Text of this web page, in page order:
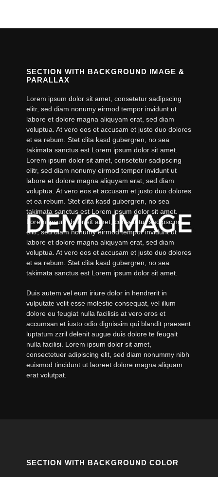
SECTION WITH BACKGROUND IMAGE &
PARALLAX
Lorem ipsum dolor sit amet, consetetur sadipscing
elitr, sed diam nonumy eirmod tempor invidunt ut
labore et dolore magna aliquyam erat, sed diam
voluptua. At vero eos et accusam et justo duo dolores
et ea rebum. Stet clita kasd gubergren, no sea
takimata sanctus est Lorem ipsum dolor sit amet.
Lorem ipsum dolor sit amet, consetetur sadipscing
elitr, sed diam nonumy eirmod tempor invidunt ut
labore et dolore magna aliquyam erat, sed diam
voluptua. At vero eos et accusam et justo duo dolores
et ea rebum. Stet clita kasd gubergren, no sea
takimata sanctus est Lorem ipsum dolor sit amet.
Lorem ipsum dolor sit amet, consetetur sadipscing
elitr, sed diam nonumy eirmod tempor invidunt ut
labore et dolore magna aliquyam erat, sed diam
voluptua. At vero eos et accusam et justo duo dolores
et ea rebum. Stet clita kasd gubergren, no sea
takimata sanctus est Lorem ipsum dolor sit amet.
Duis autem vel eum iriure dolor in hendrerit in
vulputate velit esse molestie consequat, vel illum
dolore eu feugiat nulla facilisis at vero eros et
accumsan et iusto odio dignissim qui blandit praesent
luptatum zzril delenit augue duis dolore te feugait
nulla facilisi. Lorem ipsum dolor sit amet,
consectetuer adipiscing elit, sed diam nonummy nibh
euismod tincidunt ut laoreet dolore magna aliquam
erat volutpat.
SECTION WITH BACKGROUND COLOR